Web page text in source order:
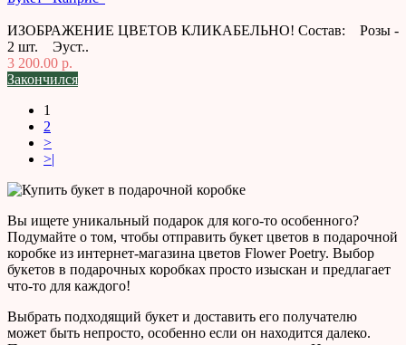
ИЗОБРАЖЕНИЕ ЦВЕТОВ КЛИКАБЕЛЬНО! Состав: Розы -
2 шт. Эуст..
3 200.00 р.
Закончился
1
2
>
>|
Вы ищете уникальный подарок для кого-то особенного?
Подумайте о том, чтобы отправить букет цветов в подарочной
коробке из интернет-магазина цветов Flower Poetry. Выбор
букетов в подарочных коробках просто изыскан и предлагает
что-то для каждого!
Выбрать подходящий букет и доставить его получателю
может быть непросто, особенно если он находится далеко.